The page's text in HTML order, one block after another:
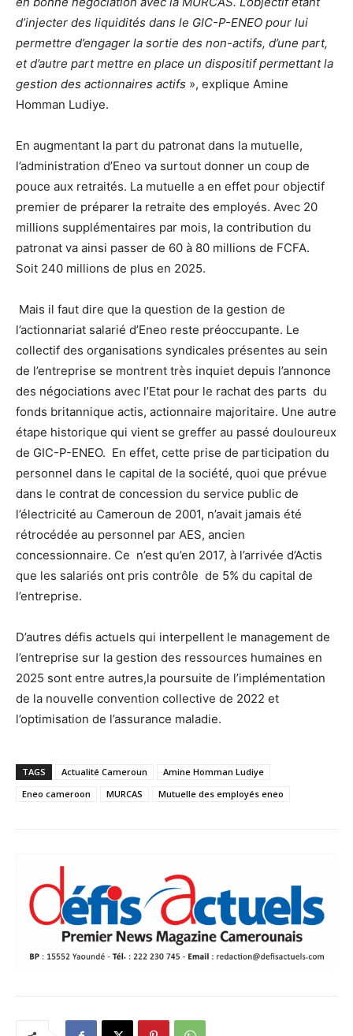
d’injecter des liquidités dans le GIC-P-ENEO pour lui
permettre d’engager la sortie des non-actifs, d’une part,
et d’autre part mettre en place un dispositif permettant la
gestion des actionnaires actifs », explique Amine
Homman Ludiye.
En augmentant la part du patronat dans la mutuelle,
l’administration d’Eneo va surtout donner un coup de
pouce aux retraités. La mutuelle a en effet pour objectif
premier de préparer la retraite des employés. Avec 20
millions supplémentaires par mois, la contribution du
patronat va ainsi passer de 60 à 80 millions de FCFA.
Soit 240 millions de plus en 2025.
Mais il faut dire que la question de la gestion de
l’actionnariat salarié d’Eneo reste préoccupante. Le
collectif des organisations syndicales présentes au sein
de l’entreprise se montrent très inquiet depuis l’annonce
des négociations avec l’Etat pour le rachat des parts du
fonds britannique actis, actionnaire majoritaire. Une autre
étape historique qui vient se greffer au passé douloureux
de GIC-P-ENEO. En effet, cette prise de participation du
personnel dans le capital de la société, quoi que prévue
dans le contrat de concession du service public de
l’électricité au Cameroun de 2001, n’avait jamais été
rétrocédée au personnel par AES, ancien
concessionnaire. Ce n’est qu’en 2017, à l’arrivée d’Actis
que les salariés ont pris contrôle de 5% du capital de
l’entreprise.
D’autres défis actuels qui interpellent le management de
l’entreprise sur la gestion des ressources humaines en
2025 sont entre autres,la poursuite de l’implémentation
de la nouvelle convention collective de 2022 et
l’optimisation de l’assurance maladie.
TAGS Actualité Cameroun
Amine Homman Ludiye
Eneo cameroon
MURCAS Mutuelle des employés eneo